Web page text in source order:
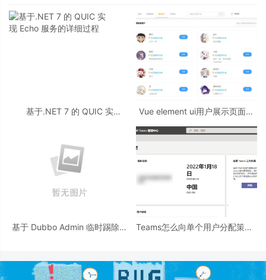
基于.NET 7 的 QUIC 实
Vue element ui用户展示页面的
基于 Dubbo Admin 临时踢除问
Teams怎么向单个用户分配策略?